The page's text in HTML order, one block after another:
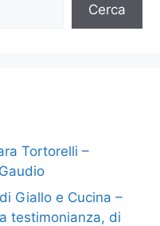
Cerca
Tortorelli –
Giallo e Cucina –
testimonianza, di